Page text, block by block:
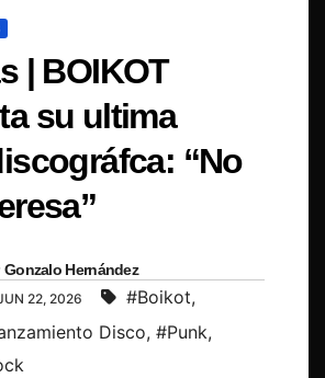
| BOIKOT
su ultima
“No
Gonzalo Hernández
22, 2026 #Boikot,
Disco, #Punk,